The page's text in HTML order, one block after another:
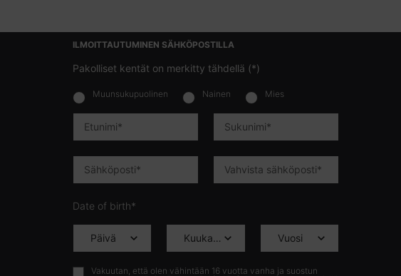
ILMOITTAUTUMINEN SÄHKÖPOSTILLA
Pakolliset kentät on merkitty tähdellä (*)
newslettersignup.title.legend
Muunsukupuolinen Nainen Mies
Etunimi* Sukunimi*
Sähköposti* Vahvista sähköposti*
Date of birth*
Vakuutan, että olen vähintään 16 vuotta vanha ja suostun